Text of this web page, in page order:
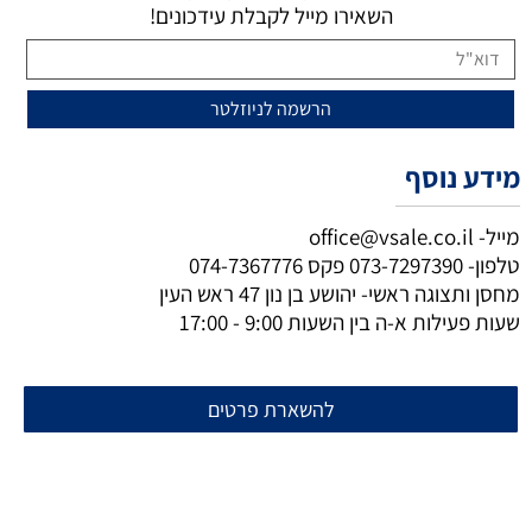
השאירו מייל לקבלת עידכונים!
מידע נוסף
מייל- office@vsale.co.il
טלפון-073-7297390פקס 074-7367776
מחסן ותצוגה ראשי- יהושע בן נון 47 ראש העין
שעות פעילות א-ה בין השעות 9:00 - 17:00
להשארת פרטים